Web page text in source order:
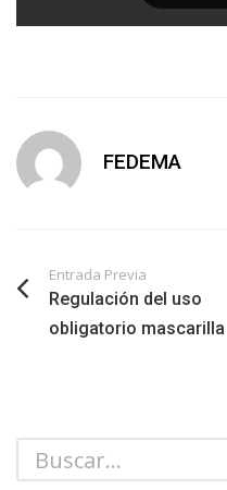
FEDEMA
Entrada Previa
Regulación del uso
obligatorio mascarilla